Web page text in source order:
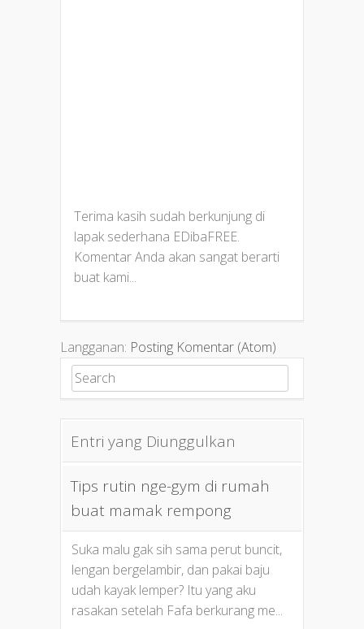
Terima kasih sudah berkunjung di
lapak sederhana EDibaFREE.
Komentar Anda akan sangat berarti
buat kami...
Langganan: Posting Komentar (Atom)
Search for:
Entri yang Diunggulkan
Tips rutin nge-gym di rumah
buat mamak rempong
Suka malu gak sih sama perut buncit,
lengan bergelambir, dan pakai baju
udah kayak lemper? Itu yang aku
rasakan setelah Fafa berkurang me...